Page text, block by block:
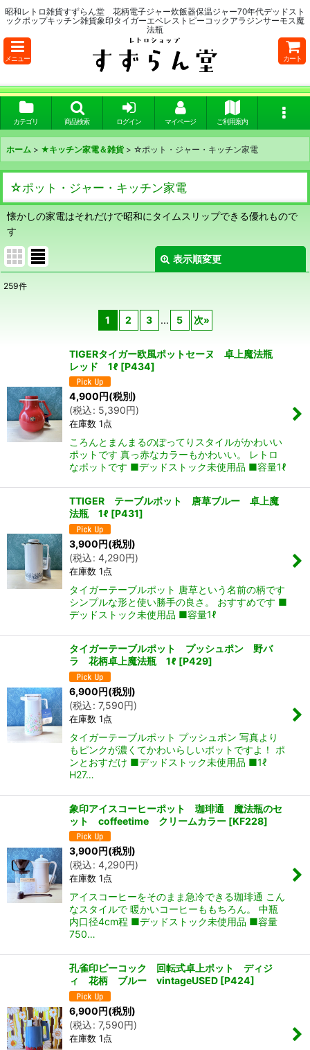
昭和レトロ雑貨すずらん堂 花柄電子ジャー炊飯器保温ジャー70年代デッドスト
ックポップキッチン雑貨象印タイガーエベレストピーコックアラジンサーモス魔
法瓶
メニュー カート
カテゴリ 商品検索 ログイン マイページ ご利用案内
ホーム > ★キッチン家電＆雑貨 > ☆ポット・ジャー・キッチン家電
☆ポット・ジャー・キッチン家電
懐かしの家電はそれだけで昭和にタイムスリップできる優れもので
す
表示順変更
259件
1 2 3 ... 5 次»
TIGERタイガー欧風ポットセーヌ 卓上魔法瓶
レッド 1ℓ [P434]
4,900 円(税別)
(税込: 5,390円)
在庫数 1点
ころんとまんまるのぽってりスタイルがかわいい
ポットです 真っ赤なカラーもかわいい。 レトロ
なポットです ■デッドストック未使用品 ■容量1ℓ
TTIGER テーブルポット 唐草ブルー 卓上魔
法瓶 1ℓ [P431]
3,900円(税別)
(税込: 4,290円)
在庫数 1点
タイガーテーブルポット 唐草という名前の柄です
シンプルな形と使い勝手の良さ。 おすすめです ■
デッドストック未使用品 ■容量1ℓ
タイガーテーブルポット プッシュポン 野バ
ラ 花柄卓上魔法瓶 1ℓ [P429]
6,900円(税別)
(税込: 7,590円)
在庫数 1点
タイガーテーブルポット プッシュポン 写真より
もピンクが濃くてかわいらしいポットですよ！ ポ
ンとおすだけ ■デッドストック未使用品 ■1ℓ
H27…
象印アイスコーヒーポット 珈琲通 魔法瓶のセ
ット coffeetime クリームカラー [KF228]
3,900 円(税別)
(税込: 4,290円)
在庫数 1点
アイスコーヒーをそのまま急冷できる珈琲通 こん
なスタイルで 暖かいコーヒーももちろん。 中瓶
内口径4cm程 ■デッドストック未使用品 ■容量
750…
孔雀印ピーコック 回転式卓上ポット ディジ
ィ 花柄 ブルー vintageUSED [P424]
6,900円(税別)
(税込: 7,590円)
在庫数 1点